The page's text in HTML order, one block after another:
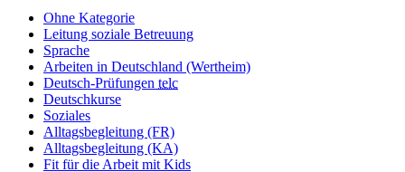
Ohne Kategorie
Leitung soziale Betreuung
Sprache
Arbeiten in Deutschland (Wertheim)
Deutsch-Prüfungen telc
Deutschkurse
Soziales
Alltagsbegleitung (FR)
Alltagsbegleitung (KA)
Fit für die Arbeit mit Kids